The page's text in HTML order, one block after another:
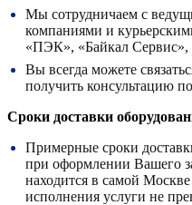
Мы сотрудничаем с
компаниями и
«ПЭК», «Байкал
Вы всегда можете
получить консультацию
Сроки доставки
Примерные сроки
при оформлении Вашего
находится в самой
исполнения услуги не